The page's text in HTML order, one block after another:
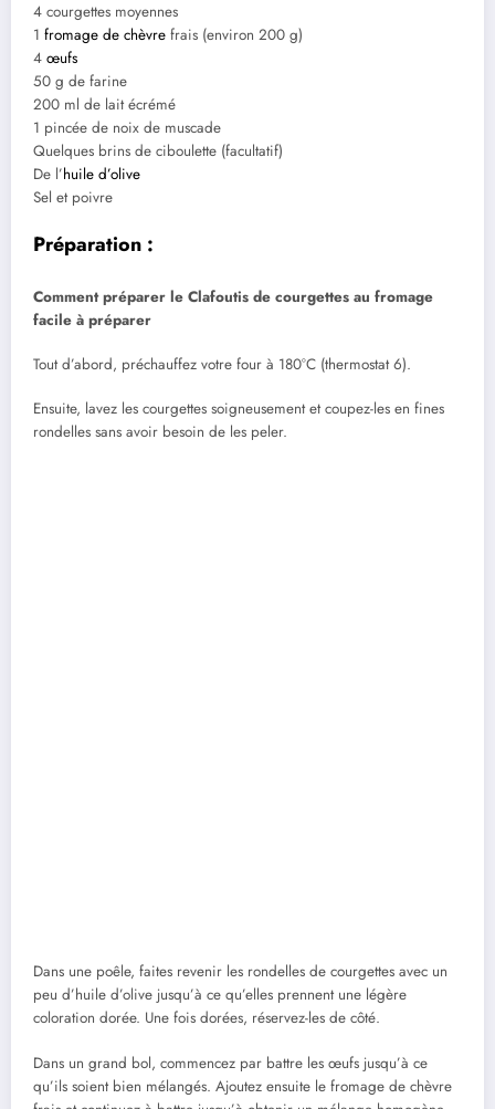
4 courgettes moyennes
1 fromage de chèvre frais (environ 200 g)
4 œufs
50 g de farine
200 ml de lait écrémé
1 pincée de noix de muscade
Quelques brins de ciboulette (facultatif)
De l’huile d’olive
Sel et poivre
Préparation :
Comment préparer le Clafoutis de courgettes au fromage
facile à préparer
Tout d’abord, préchauffez votre four à 180°C (thermostat 6).
Ensuite, lavez les courgettes soigneusement et coupez-les en fines
rondelles sans avoir besoin de les peler.
Dans une poêle, faites revenir les rondelles de courgettes avec un
peu d’huile d’olive jusqu’à ce qu’elles prennent une légère
coloration dorée. Une fois dorées, réservez-les de côté.
Dans un grand bol, commencez par battre les œufs jusqu’à ce
qu’ils soient bien mélangés. Ajoutez ensuite le fromage de chèvre